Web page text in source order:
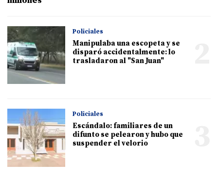
Policiales
Manipulaba una escopeta y se
disparó accidentalmente: lo
trasladaron al "San Juan"
Policiales
Escándalo: familiares de un
difunto se pelearon y hubo que
suspender el velorio